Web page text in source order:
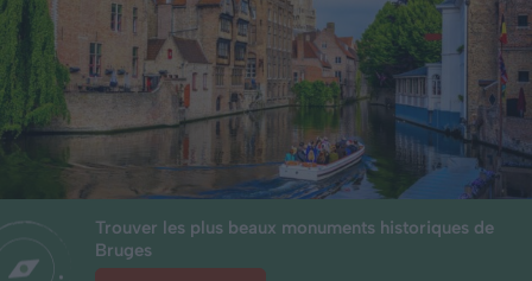
Trouver les plus beaux monuments historiques de
Bruges